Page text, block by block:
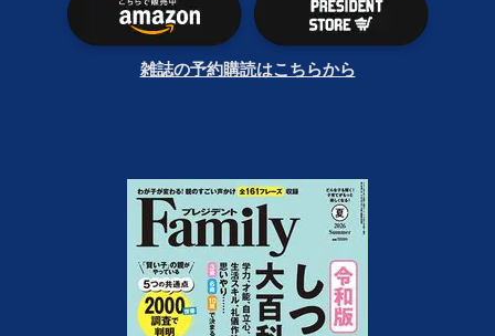
雑誌の予約購読はこちらから